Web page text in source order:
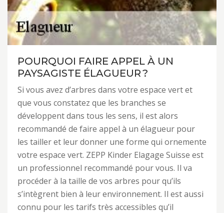
POURQUOI FAIRE APPEL À UN
PAYSAGISTE ÉLAGUEUR ?
Si vous avez d’arbres dans votre espace vert et
que vous constatez que les branches se
développent dans tous les sens, il est alors
recommandé de faire appel à un élagueur pour
les tailler et leur donner une forme qui ornemente
votre espace vert. ZEPP Kinder Elagage Suisse est
un professionnel recommandé pour vous. Il va
procéder à la taille de vos arbres pour qu’ils
s’intègrent bien à leur environnement. Il est aussi
connu pour les tarifs très accessibles qu’il